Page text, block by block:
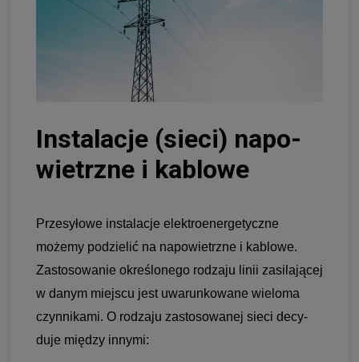
Insta­la­cje (sieci) napo­
wietrzne i kablowe
Prze­syłowe insta­la­cje elek­tro­ener­ge­tyczne
możemy podzie­lić na napo­wietrzne i kablowe.
Zasto­so­wa­nie okre­ślo­nego rodzaju linii zasi­la­jącej
w danym miej­scu jest uwa­run­ko­wane wie­loma
czyn­ni­kami. O rodzaju zasto­so­wanej sieci decy­
duje mię­dzy innymi: